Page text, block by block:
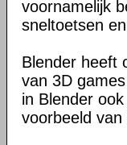
voornamelijk
sneltoetsen
Blender heeft
van 3D
in Blender
voorbeeld